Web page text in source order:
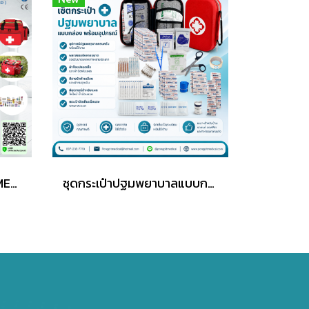
เซ็ตกระเป๋าปฐมพยาบาล EMERGENCY KIT - 33 ITEMS ( RED ) ชุดกระเป๋าปฐมพยาบาลแบบกล่อง พร้อมอุปกรณ์